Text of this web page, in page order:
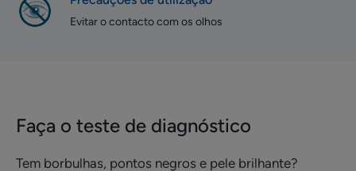
Evitar o contacto com os olhos
Faça o teste de diagnóstico
Tem borbulhas, pontos negros e pele brilhante?